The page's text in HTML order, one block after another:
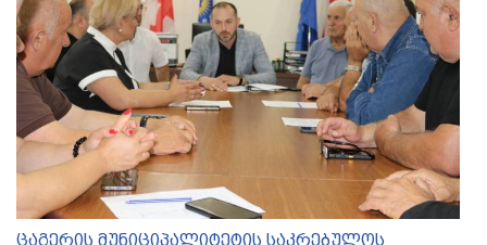
ცაგერის მუნიციპალიტეტის საკრებულოს